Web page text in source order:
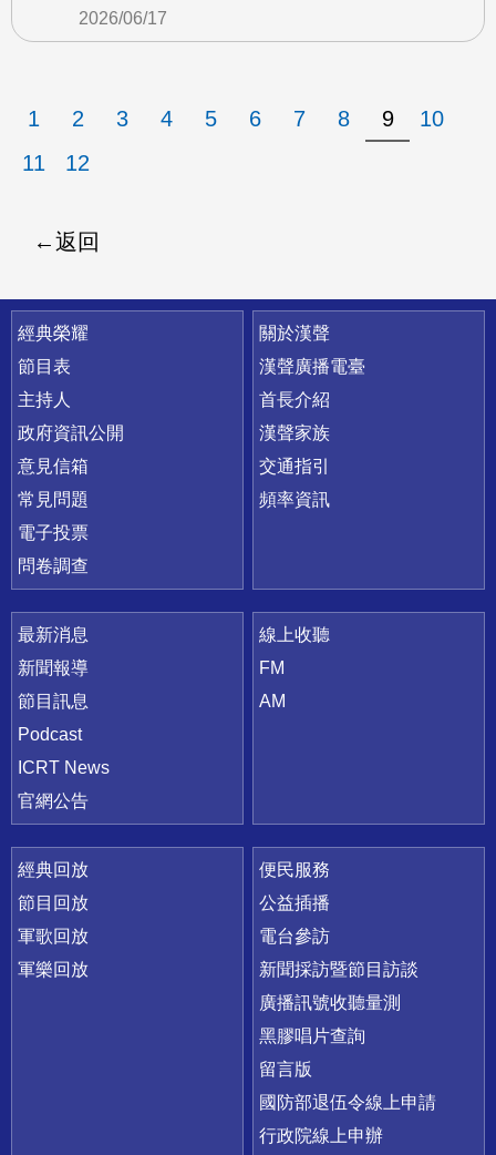
2026/06/17
1 2 3 4 5 6 7 8 9
10
11
12
返回
快速連結
經典榮耀
節目表
主持人
政府資訊公開
意見信箱
常見問題
電子投票
問卷調查
關於漢聲
漢聲廣播電臺
首長介紹
漢聲家族
交通指引
頻率資訊
最新消息
新聞報導
節目訊息
Podcast
ICRT News
官網公告
線上收聽
FM
AM
經典回放
節目回放
軍歌回放
軍樂回放
便民服務
公益插播
電台參訪
新聞採訪暨節目訪談
廣播訊號收聽量測
黑膠唱片查詢
留言版
國防部退伍令線上申請
行政院線上申辦